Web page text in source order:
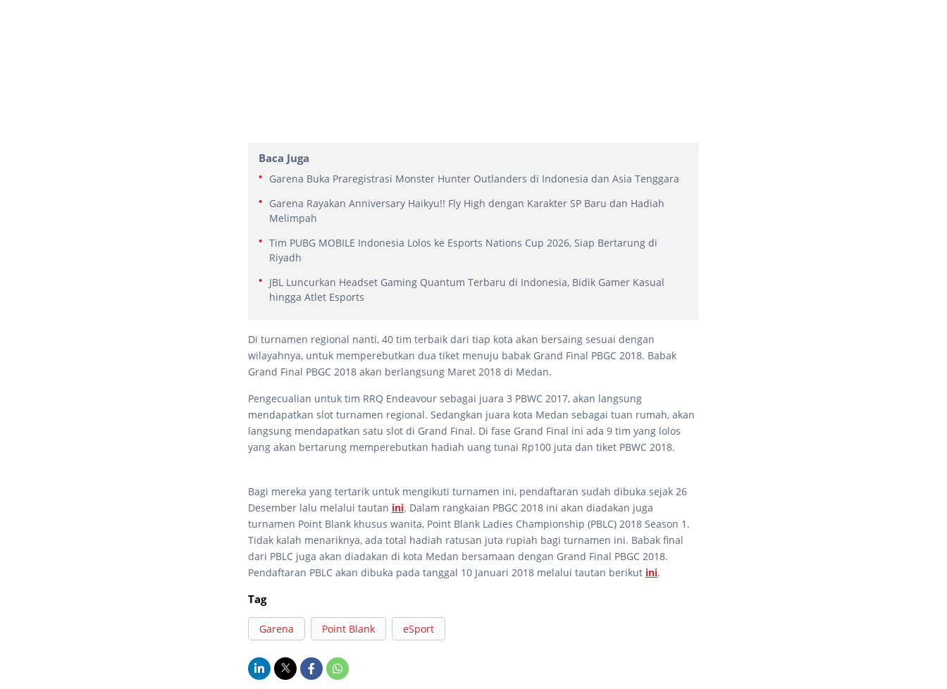
Baca Juga
Garena Buka Praregistrasi Monster Hunter Outlanders di Indonesia dan Asia Tenggara
Garena Rayakan Anniversary Haikyu!! Fly High dengan Karakter SP Baru dan Hadiah
Melimpah
Tim PUBG MOBILE Indonesia Lolos ke Esports Nations Cup 2026, Siap Bertarung di
Riyadh
JBL Luncurkan Headset Gaming Quantum Terbaru di Indonesia, Bidik Gamer Kasual
hingga Atlet Esports
Di turnamen regional nanti, 40 tim terbaik dari tiap kota akan bersaing sesuai dengan
wilayahnya, untuk memperebutkan dua tiket menuju babak Grand Final PBGC 2018. Babak
Grand Final PBGC 2018 akan berlangsung Maret 2018 di Medan.
Pengecualian untuk tim RRQ Endeavour sebagai juara 3 PBWC 2017, akan langsung
mendapatkan slot turnamen regional. Sedangkan juara kota Medan sebagai tuan rumah, akan
langsung mendapatkan satu slot di Grand Final. Di fase Grand Final ini ada 9 tim yang lolos
yang akan bertarung memperebutkan hadiah uang tunai Rp100 juta dan tiket PBWC 2018.
Bagi mereka yang tertarik untuk mengikuti turnamen ini, pendaftaran sudah dibuka sejak 26
Desember lalu melalui tautan ini. Dalam rangkaian PBGC 2018 ini akan diadakan juga
turnamen Point Blank khusus wanita, Point Blank Ladies Championship (PBLC) 2018 Season 1.
Tidak kalah menariknya, ada total hadiah ratusan juta rupiah bagi turnamen ini. Babak final
dari PBLC juga akan diadakan di kota Medan bersamaan dengan Grand Final PBGC 2018.
Pendaftaran PBLC akan dibuka pada tanggal 10 Januari 2018 melalui tautan berikut ini.
Tag
Garena Point Blank eSport